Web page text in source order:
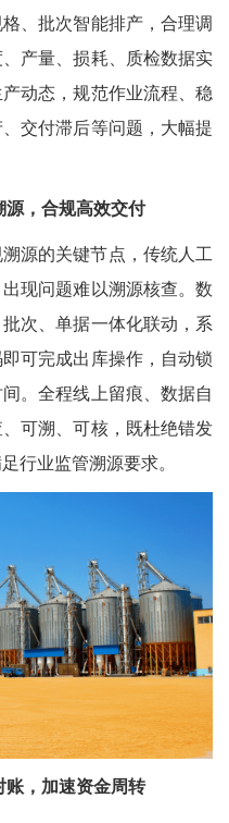
、批次智能排产，合理调
产量、损耗、质检数据实
动态，规范作业流程、稳
交付滞后等问题，大幅提
源，合规高效交付
源的关键节点，传统人工
现问题难以溯源核查。数
次、单据一体化联动，系
可完成出库操作，自动锁
。全程线上留痕、数据自
可溯、可核，既杜绝错发
行业监管溯源要求。
账，加速资金周转